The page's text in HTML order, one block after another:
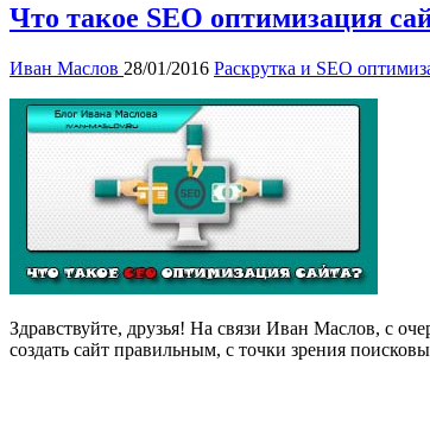
Что такое SEO оптимизация
Иван Маслов 28/01/2016 Раскрутка и SEO
Здравствуйте, друзья! На связи Иван Маслов, с
создать сайт правильным, с точки зрения